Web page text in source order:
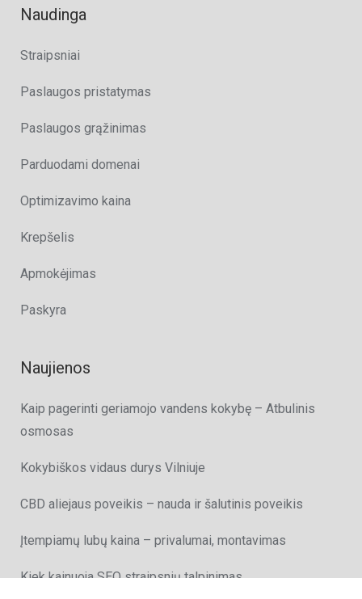
Naudinga
Straipsniai
Paslaugos pristatymas
Paslaugos grąžinimas
Parduodami domenai
Optimizavimo kaina
Krepšelis
Apmokėjimas
Paskyra
Naujienos
Kaip pagerinti geriamojo vandens kokybę – Atbulinis
osmosas
Kokybiškos vidaus durys Vilniuje
CBD aliejaus poveikis – nauda ir šalutinis poveikis
Įtempiamų lubų kaina – privalumai, montavimas
Kiek kainuoja SEO straipsnių talpinimas